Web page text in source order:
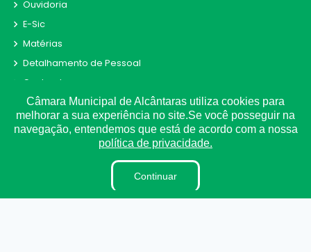
Ouvidoria
E-Sic
Matérias
Detalhamento de Pessoal
Contracheque
Receitas e Despesas
Radar da Transparência
Parecer TCE
Câmara Municipal de Alcântaras utiliza cookies para
melhorar a sua experiência no site.Se você posseguir na
navegação, entendemos que está de acordo com a nossa
política de privacidade.
Continuar